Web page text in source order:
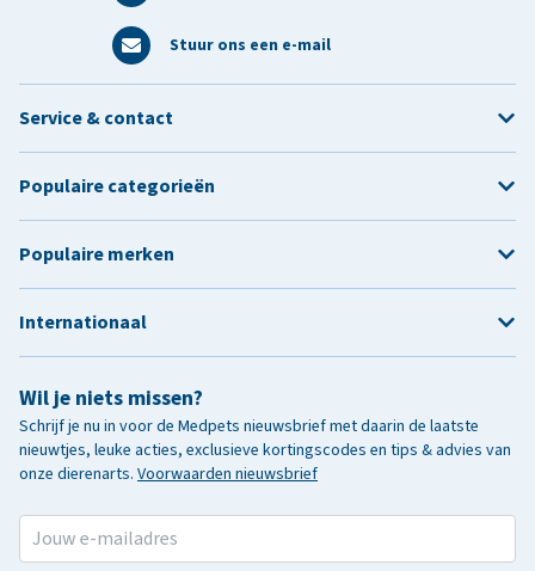
Stuur ons een e-mail
Wil je niets missen?
Schrijf je nu in voor de Medpets nieuwsbrief met daarin de laatste
nieuwtjes, leuke acties, exclusieve kortingscodes en tips & advies van
onze dierenarts. Voorwaarden nieuwsbrief
Service & contact
Populaire categorieën
Populaire merken
Internationaal